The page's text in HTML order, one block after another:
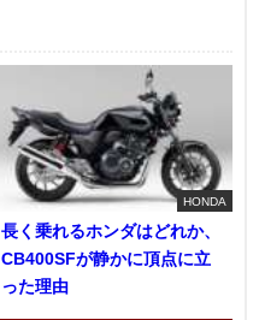
HONDA
長く乗れるホンダはどれか、
CB400SFが静かに頂点に立
った理由